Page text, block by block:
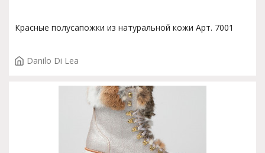
Красные полусапожки из натуральной кожи Арт. 7001
Danilo Di Lea